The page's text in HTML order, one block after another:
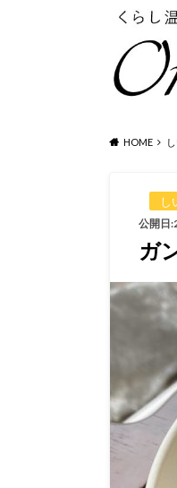
HOME
し
公開日
ガ